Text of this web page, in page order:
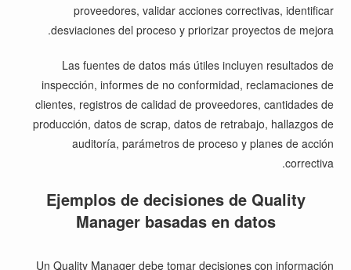
proveedores, validar acciones correctivas, identificar
desviaciones del proceso y priorizar proyectos de mejora.
Las fuentes de datos más útiles incluyen resultados de
inspección, informes de no conformidad, reclamaciones de
clientes, registros de calidad de proveedores, cantidades de
producción, datos de scrap, datos de retrabajo, hallazgos de
auditoría, parámetros de proceso y planes de acción
correctiva.
Ejemplos de decisiones de Quality
Manager basadas en datos
Un Quality Manager debe tomar decisiones con información